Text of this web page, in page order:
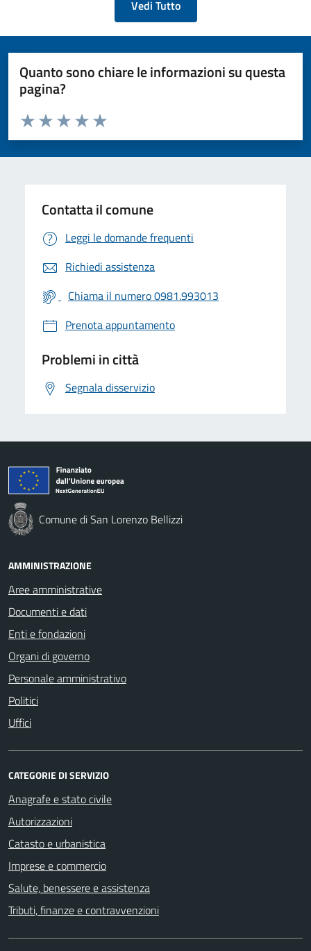
Vedi Tutto
Quanto sono chiare le informazioni su questa
pagina?
Valuta da 1 a 5 stelle la pagina
Valuta 5 stelle su 5
Valuta 4 stelle su 5
Valuta 3 stelle su 5
Valuta 2 stelle su 5
Valuta 1 stelle su 5
Contatta il comune
Leggi le domande frequenti
Richiedi assistenza
Chiama il numero 0981.993013
Prenota appuntamento
Problemi in città
Segnala disservizio
Comune di San Lorenzo Bellizzi
AMMINISTRAZIONE
Aree amministrative
Documenti e dati
Enti e fondazioni
Organi di governo
Personale amministrativo
Politici
Uffici
CATEGORIE DI SERVIZIO
Anagrafe e stato civile
Autorizzazioni
Catasto e urbanistica
Imprese e commercio
Salute, benessere e assistenza
Tributi, finanze e contravvenzioni